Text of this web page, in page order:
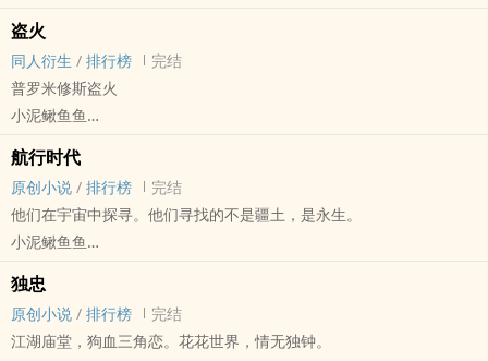
完结 - HE - 狗血 - 父子
爽而已，十分无脑。
盗火
同人衍生 / 排行榜
完结
普罗米修斯盗火
小泥鳅鱼鱼
HE - ‍高‍‎‌H‍
口味猎奇。脏了您眼睛，请不要打我。
航行时代
原创小说 / 排行榜
完结
他们在宇宙中探寻。他们寻找的不是疆土，是永生。
小泥鳅鱼鱼
科幻 - 星际
以虫族为主的星际航行脑补。
本文不关人类的事。
独忠
原创小说 / 排行榜
完结
江湖庙堂，狗血三角恋。花花世界，情无独钟。